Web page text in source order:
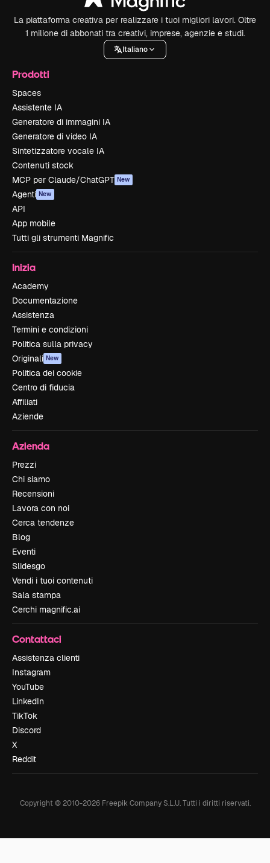
La piattaforma creativa per realizzare i tuoi migliori lavori. Oltre
1 milione di abbonati tra creativi, imprese, agenzie e studi.
Italiano
Prodotti
Spaces
Assistente IA
Generatore di immagini IA
Generatore di video IA
Sintetizzatore vocale IA
Contenuti stock
MCP per Claude/ChatGPT New
Agenti New
API
App mobile
Tutti gli strumenti Magnific
Inizia
Academy
Documentazione
Assistenza
Termini e condizioni
Politica sulla privacy
Originali New
Politica dei cookie
Centro di fiducia
Affiliati
Aziende
Azienda
Prezzi
Chi siamo
Recensioni
Lavora con noi
Cerca tendenze
Blog
Eventi
Slidesgo
Vendi i tuoi contenuti
Sala stampa
Cerchi magnific.ai
Contattaci
Assistenza clienti
Instagram
YouTube
LinkedIn
TikTok
Discord
X
Reddit
Copyright © 2010-2026Freepik Company S.L.U. Tutti i diritti riservati.